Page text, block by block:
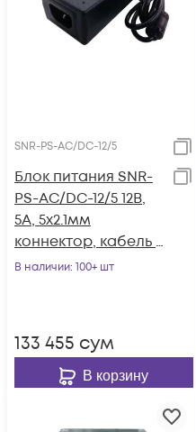
SNR-PS-AC/DC-12/5
Блок питания SNR-
PS-AC/DC-12/5 12В,
5А, 5x2.1мм
коннектор, кабель с
вилкой для подкл. к
В наличии: 100+ шт
133 455 сум
В корзину